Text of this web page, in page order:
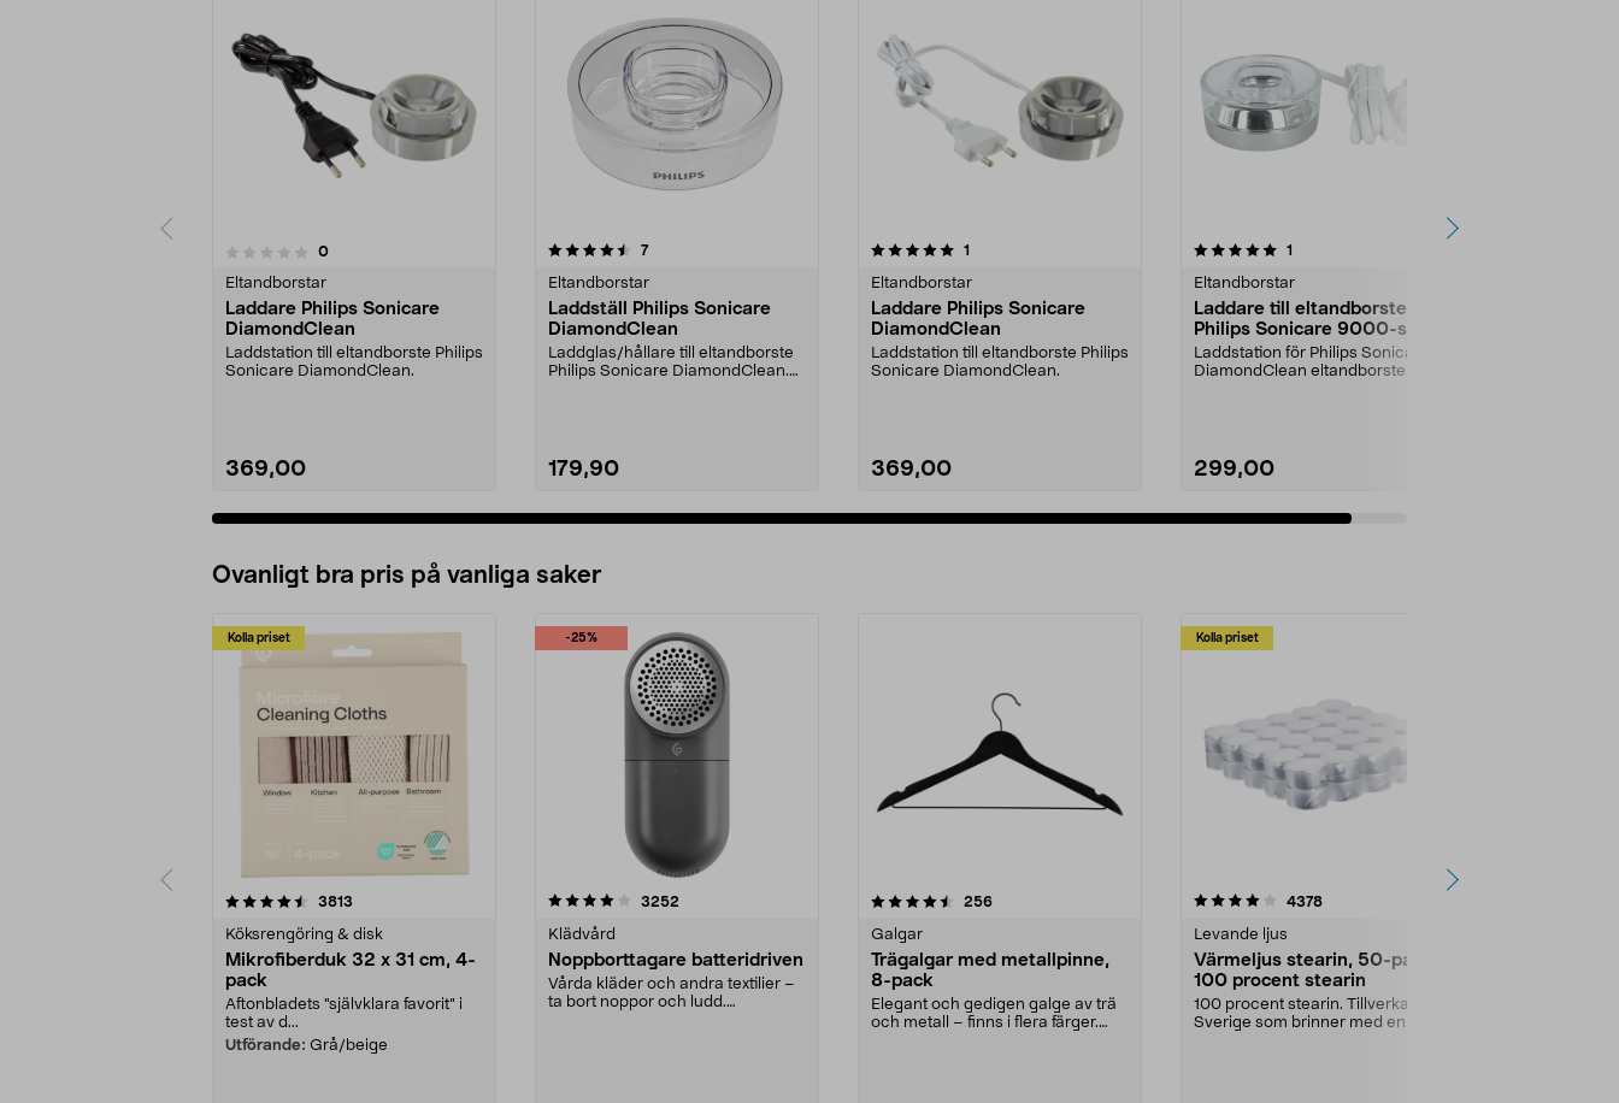
0recensioner
Eltandborstar
Laddare Philips Sonicare
DiamondClean
Laddstation till eltandborste Philips
Sonicare DiamondClean.
369,00
4.5av 5 stjärnor 7recensioner
Eltandborstar
Laddställ Philips Sonicare
DiamondClean
Laddglas/hållare till eltandborste
Philips Sonicare DiamondClean.
179,90
5.0av 5 stjärnor 1
Eltandborstar
Laddare Philips Sonicare
DiamondClean
Laddstation till eltandborste Philips
Sonicare DiamondClean.
369,00
5.0av 5 stjärnor 1
Eltandborstar
Laddare till eltandborste
Philips Sonicare 9000-serien
Laddstation för Philips Sonicare
DiamondClean eltandborste.
299,00
Ovanligt bra pris på vanliga saker
Kolla priset
3813
Köksrengöring & disk
Mikrofiberduk 32 x 31 cm, 4-
pack
Aftonbladets "självklara favorit” i
test av d...
Utförande: Grå/beige
-25%
4.0av 5 stjärnor 3252
Klädvård
Noppborttagare batteridriven
Vårda kläder och andra textilier –
ta bort noppor och ludd.
4.5av 5 stjärnor 256recensioner
Galgar
Trägalgar med metallpinne,
8-pack
Elegant och gedigen galge av trä
och metall – finns i flera färger.
Kolla priset
4.0av 5 stjärnor 4378recensioner
Levande ljus
Värmeljus stearin, 50-pack,
100 procent stearin
100 procent stearin. Tillverkade i
Sverige som brinner med en
4.5av 5 stjärnor